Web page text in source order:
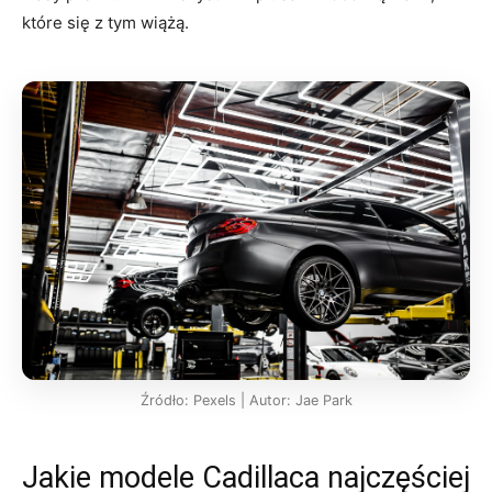
które się z tym wiążą.
Źródło: Pexels | Autor: Jae Park
Jakie modele Cadillaca najczęściej